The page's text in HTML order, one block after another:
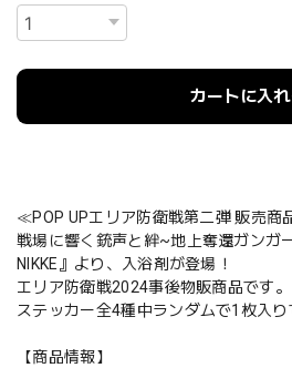
カートに入
≪POP UPエリア防衛戦第二弾 販売商
戦場に響く銃声と絆~地上奪還ガンガ
NIKKE』より、入浴剤が登場！
エリア防衛戦2024事後物販商品です。
ステッカー全4種中ランダムで1枚入り
【商品情報】